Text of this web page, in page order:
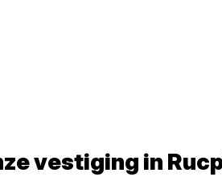
vestiging in